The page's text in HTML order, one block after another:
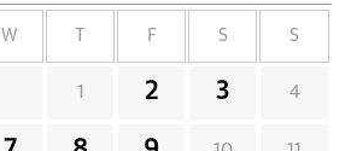
W F S S
1 2 3 4